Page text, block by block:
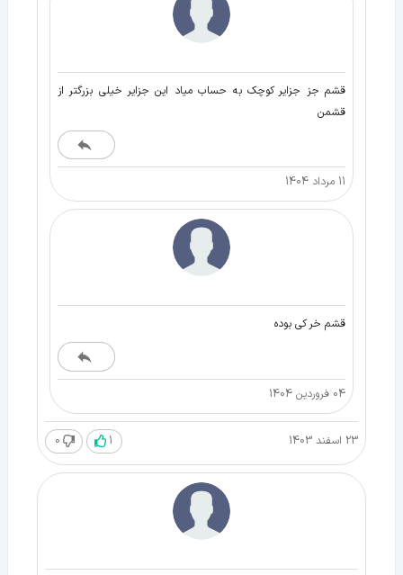
قشم جز جزایر کوچک به حساب میاد این جزایر خیلی بزرگتر از
قشمن
11 مرداد 1404
قشم خر کی بوده
04 فروردین 1404
23 اسفند 1403 1
0